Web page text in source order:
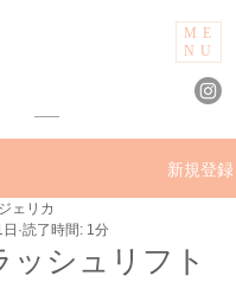
ME
NU
新規登録
ッシュリフト
ェリカ
読了時間: 1分